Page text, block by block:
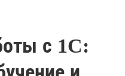
с 1C: